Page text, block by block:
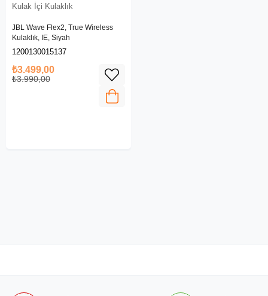
Kulak İçi Kulaklık
JBL Wave Flex2, True Wireless
Kulaklık, IE, Siyah
1200130015137
₺3.499,00
₺3.990,00